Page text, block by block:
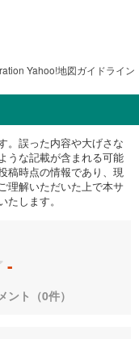
Yahoo!地図ガイドライン
。誤った内容や大げさな
うな記載が含まれる可能
稿時点の情報であり、現
理解いただいた上で本サ
します。
-
ント（0件）